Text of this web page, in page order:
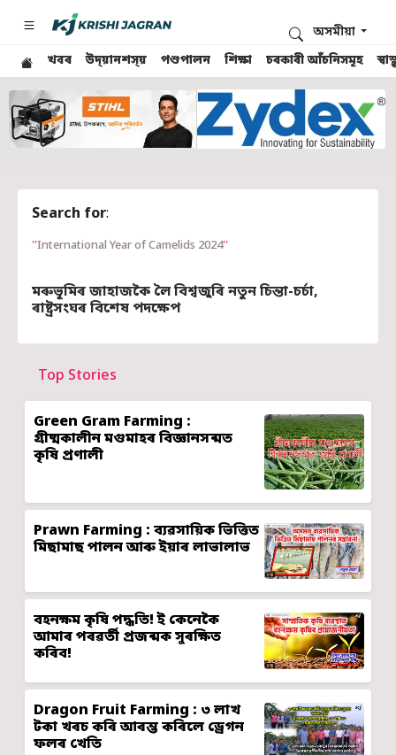
খবৰ উদ্য়ানশস্য় পশুপালন শিক্ষা চৰকাৰী আঁচনিসমূহ
অসমীয়া
Search for:
International Year of Camelids 2024
মৰুভূমিৰ জাহাজকৈ লৈ বিশ্বজুৰি নতুন চিন্তা-চৰ্চা,
ৰাষ্ট্ৰসংঘৰ বিশেষ পদক্ষেপ
Top Stories
Green Gram Farming :
গ্ৰীষ্মকালীন মগুমাহৰ বিজ্ঞানসন্মত
কৃষি প্ৰণালী
Prawn Farming : ব্যৱসায়িক ভিত্তিত
মিছামাছ পালন আৰু ইয়াৰ লাভালাভ
বহনক্ষম কৃষি পদ্ধতি! ই কেনেকৈ
আমাৰ পৰৱৰ্তী প্ৰজন্মক সুৰক্ষিত
কৰিব!
Dragon Fruit Farming : ৩ লাখ
টকা খৰচ কৰি আৰম্ভ কৰিলে ড্ৰেগন
ফলৰ খেতি